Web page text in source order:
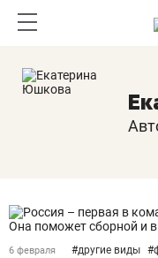
6 февраля #другие виды #